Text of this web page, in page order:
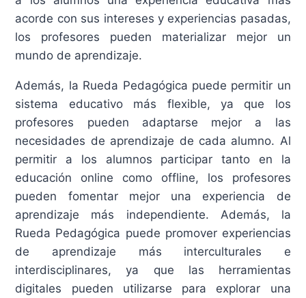
acorde con sus intereses y experiencias pasadas,
los profesores pueden materializar mejor un
mundo de aprendizaje.
Además, la Rueda Pedagógica puede permitir un
sistema educativo más flexible, ya que los
profesores pueden adaptarse mejor a las
necesidades de aprendizaje de cada alumno. Al
permitir a los alumnos participar tanto en la
educación online como offline, los profesores
pueden fomentar mejor una experiencia de
aprendizaje más independiente. Además, la
Rueda Pedagógica puede promover experiencias
de aprendizaje más interculturales e
interdisciplinares, ya que las herramientas
digitales pueden utilizarse para explorar una